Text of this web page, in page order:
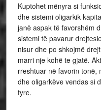
Kuptohet mënyra si
dhe sistemi oligarkik
janë aspak të favorshëm
sistemi të pavarur
nisur dhe po shkojmë
marri nje kohë te gjatë.
rreshtuar në favorin tonë,
dhe oligarkëve vendas si
tyre.